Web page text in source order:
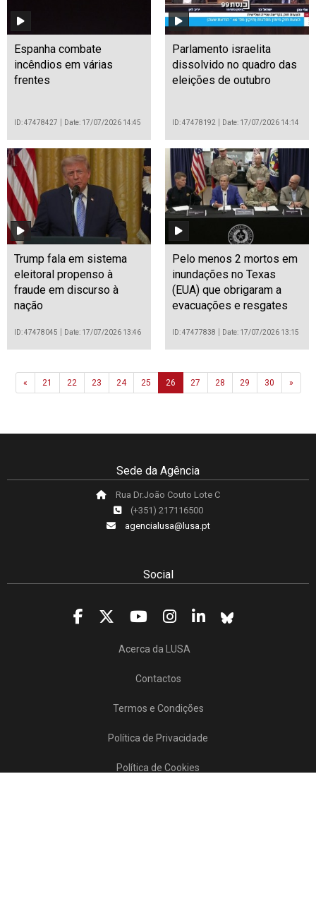
Espanha combate
incêndios em várias
frentes
ID: 47478427 Date: 17/07/2026 14:45
Parlamento israelita
dissolvido no quadro das
eleições de outubro
ID: 47478192 Date: 17/07/2026 14:14
Trump fala em sistema
eleitoral propenso à
fraude em discurso à
nação
ID: 47478045 Date: 17/07/2026 13:46
Pelo menos 2 mortos em
inundações no Texas
(EUA) que obrigaram a
evacuações e resgates
ID: 47477838 Date: 17/07/2026 13:15
«Previous
21 22 23 24 25 26 27 28 29 30 »Next
Sede da Agência
Rua Dr.João Couto Lote C
(+351) 217116500
agencialusa@lusa.pt
Social
Acerca da LUSA
Contactos
Termos e Condições
Política de Privacidade
Política de Cookies